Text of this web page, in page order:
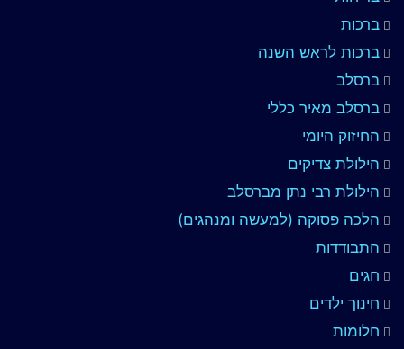
ברכות
ברכות לראש השנה
ברסלב
ברסלב מאיר כללי
החיזוק היומי
הילולת צדיקים
הילולת רבי נתן מברסלב
הלכה פסוקה (למעשה ומנהגים)
התבודדות
חגים
חינוך ילדים
חלומות